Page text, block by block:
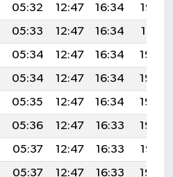
05:32 12:47 16:34
19:52
05:33 12:47 16:34
19:51
05:34 12:47 16:34
19:50
05:34 12:47 16:34
19:49
05:35 12:47 16:34
19:49
05:36 12:47 16:33
19:48
05:37 12:47 16:33
19:47
05:37 12:47 16:33
19:46